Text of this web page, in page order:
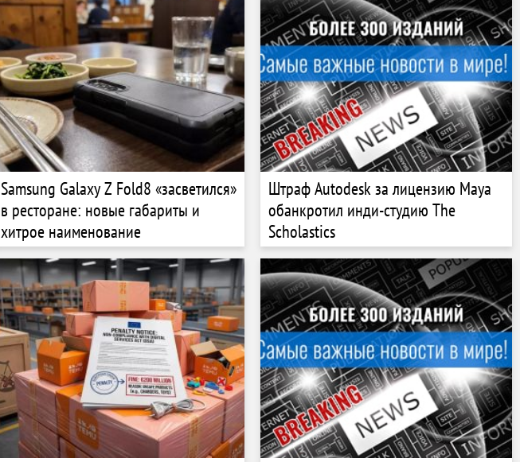
Samsung Galaxy Z Fold8 «засветился»
в ресторане: новые габариты и
хитрое наименование
Штраф Autodesk за лицензию Maya
обанкротил инди-студию The
Scholastics